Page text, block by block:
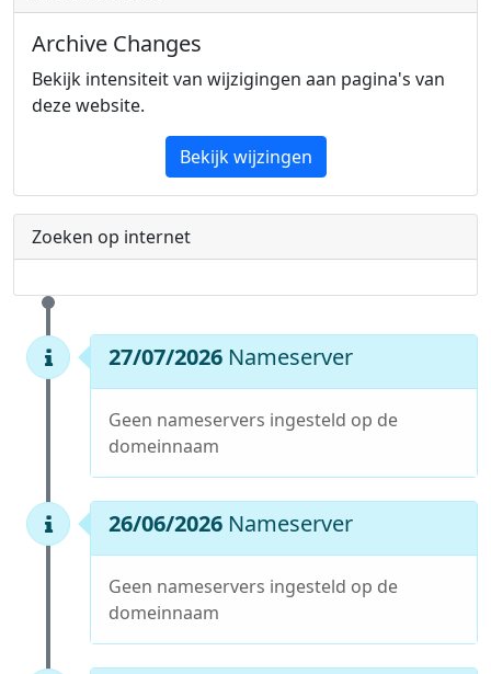
Archive Changes
Bekijk intensiteit van wijzigingen aan pagina's van
deze website.
Bekijk wijzingen
Zoeken op internet
27/07/2026 Nameserver
Geen nameservers ingesteld op de
domeinnaam
26/06/2026 Nameserver
Geen nameservers ingesteld op de
domeinnaam